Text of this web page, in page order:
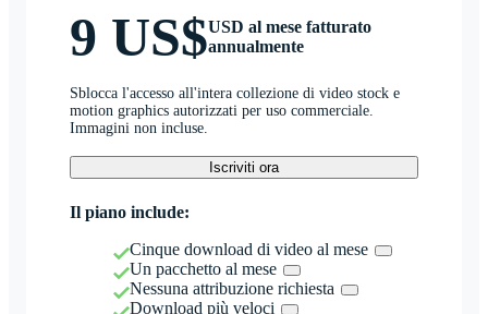
9 US$USD al mese fatturato
annualmente
Sblocca l'accesso all'intera collezione di video stock e
motion graphics autorizzati per uso commerciale.
Immagini non incluse.
Iscriviti ora
Il piano include:
Cinque download di video al mese
Un pacchetto al mese
Nessuna attribuzione richiesta
Download più veloci